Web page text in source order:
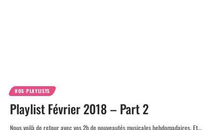
NOS PLAYLISTS
Playlist Février 2018 – Part 2
Nous voilà de retour avec vos 2h de nouveautés musicales hebdomadaires. Et…